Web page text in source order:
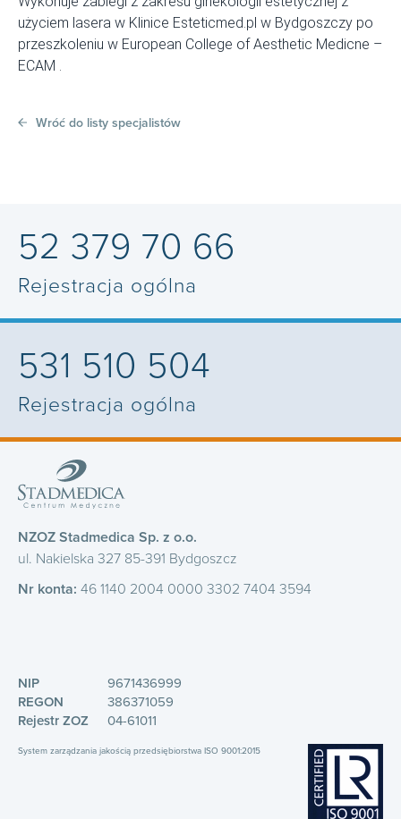
użyciem lasera w Klinice Esteticmed.pl w Bydgoszczy po
przeszkoleniu w European College of Aesthetic Medicne –
ECAM .
Wróć do listy specjalistów
52 379 70 66
Rejestracja ogólna
531 510 504
Rejestracja ogólna
NZOZ Stadmedica Sp. z o.o.
ul. Nakielska 327 85-391 Bydgoszcz
Nr konta: 46 1140 2004 0000 3302 7404 3594
NIP
9671436999
REGON
386371059
Rejestr ZOZ
04-61011
System zarządzania jakością przedsiębiorstwa ISO 9001:2015